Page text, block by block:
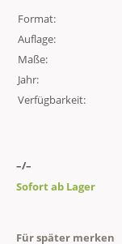
Format:
Auflage:
Maße:
Jahr:
Verfügbarkeit:
–/–
Sofort ab Lager
Für später merken